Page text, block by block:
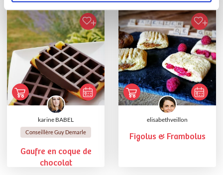
karine BABEL
Conseillère Guy Demarle
Gaufre en coque de
chocolat
elisabethveillon
Figolus & Frambolus